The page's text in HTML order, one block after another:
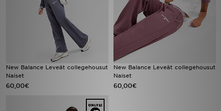
New Balance Leveät collegehousut
Naiset
60,00€
New Balance Leveät collegehousut
Naiset
60,00€
Minun viestini
Asiakaspalvelu ja tietoa